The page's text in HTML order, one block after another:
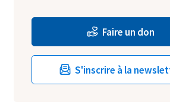
Faire un don
S'inscrire à la